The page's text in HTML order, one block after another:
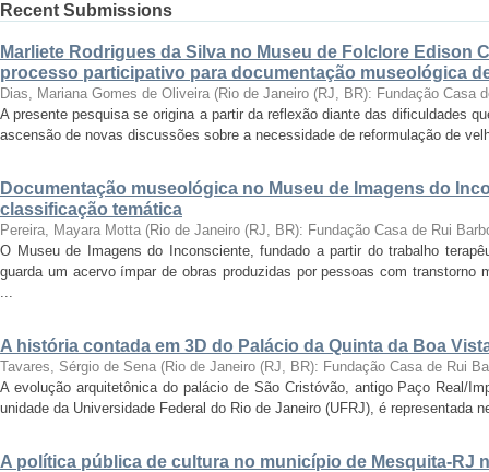
Recent Submissions
Marliete Rodrigues da Silva no Museu de Folclore Edison
processo participativo para documentação museológica
Dias, Mariana Gomes de Oliveira (Rio de Janeiro (RJ, BR): Fundação Casa
A presente pesquisa se origina a partir da reflexão diante das dificuldades
ascensão de novas discussões sobre a necessidade de reformulação de
Documentação museológica no Museu de Imagens do
classificação temática
Pereira, Mayara Motta (Rio de Janeiro (RJ, BR): Fundação Casa de Rui
O Museu de Imagens do Inconsciente, fundado a partir do trabalho
guarda um acervo ímpar de obras produzidas por pessoas com transtorno
...
A história contada em 3D do Palácio da Quinta da Boa
Tavares, Sérgio de Sena (Rio de Janeiro (RJ, BR): Fundação Casa de Rui
A evolução arquitetônica do palácio de São Cristóvão, antigo Paço Real/
unidade da Universidade Federal do Rio de Janeiro (UFRJ), é representada
A política pública de cultura no município de Mesquita-RJ